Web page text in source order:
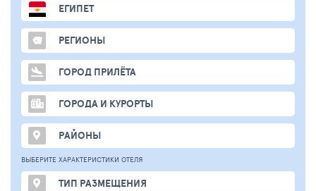
ЕГИПЕТ
РЕГИОНЫ
ГОРОД ПРИЛЁТА
ГОРОДА И КУРОРТЫ
РАЙОНЫ
ВЫБЕРИТЕ ХАРАКТЕРИСТИКИ ОТЕЛЯ
ТИП РАЗМЕЩЕНИЯ